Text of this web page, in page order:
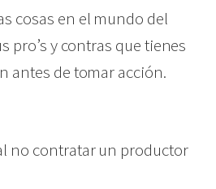
cosas en el mundo del
pro’s y contras que tienes
antes de tomar acción.
no contratar un productor